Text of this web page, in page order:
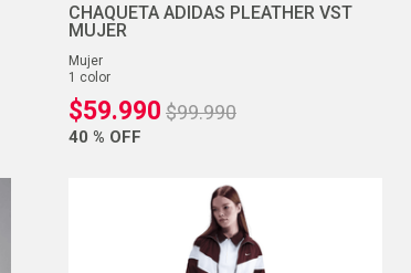
CHAQUETA ADIDAS PLEATHER VST
MUJER
mujer
1 color
$59.990 $99.990
40 % OFF